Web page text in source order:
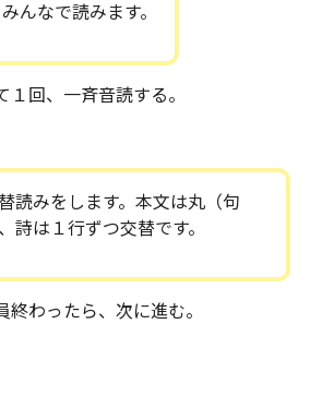
んなで読みます。
１回、一斉音読する。
読みをします。本文は丸（句
詩は１行ずつ交替です。
終わったら、次に進む。